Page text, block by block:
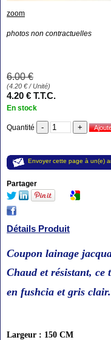
zoom
photos non contractuelles
6.00 €
(4.20 €/ Unité)
4.20 € T.T.C.
En stock
Quantité
Envoyer cette page à un(e)
Partager
Détails Produit
Coupon lainage
Chaud et résistant, ce
en fushcia et gris clair.
Largeur : 150 CM